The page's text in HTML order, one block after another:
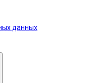
данных